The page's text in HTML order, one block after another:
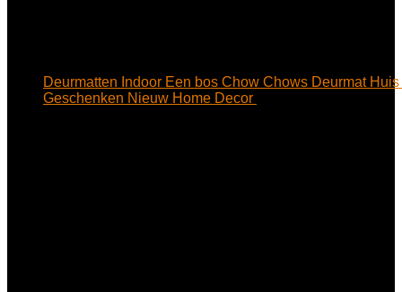
Deurmatten Indoor Een bos Chow Chows Deurmat
Geschenken Nieuw Home Decor